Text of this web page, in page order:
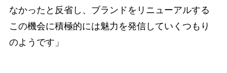
なかったと反省し、ブランドをリニューアルする
この機会に積極的には魅力を発信していくつもり
のようです」